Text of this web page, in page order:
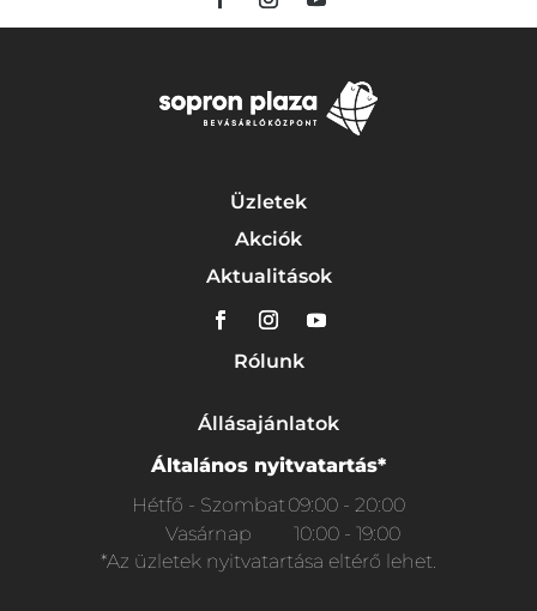
Üzletek
Akciók
Aktualitások
Rólunk
Állásajánlatok
Általános nyitvatartás*
Hétfő - Szombat 09:00 - 20:00
Vasárnap
10:00 - 19:00
*Az üzletek nyitvatartása eltérő lehet.